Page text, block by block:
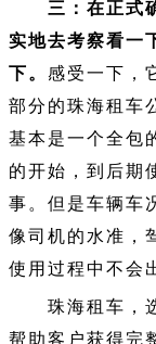
三：在正式
实地去考察看一
下。 感受一下，
部分的珠海租车
基本是一个全包
的开始，到后期
事。但是车辆车
像司机的水准，
使用过程中不会
珠海租车，选
帮助客户获得完